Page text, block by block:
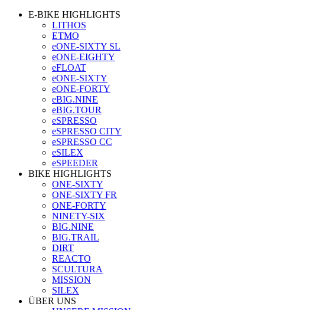
E-BIKE HIGHLIGHTS
LITHOS
ETMO
eONE-SIXTY SL
eONE-EIGHTY
eFLOAT
eONE-SIXTY
eONE-FORTY
eBIG.NINE
eBIG.TOUR
eSPRESSO
eSPRESSO CITY
eSPRESSO CC
eSILEX
eSPEEDER
BIKE HIGHLIGHTS
ONE-SIXTY
ONE-SIXTY FR
ONE-FORTY
NINETY-SIX
BIG.NINE
BIG.TRAIL
DIRT
REACTO
SCULTURA
MISSION
SILEX
ÜBER UNS